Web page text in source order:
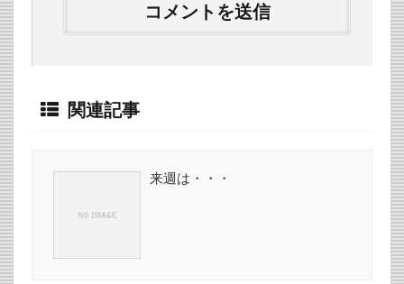
関連記事
来週は・・・